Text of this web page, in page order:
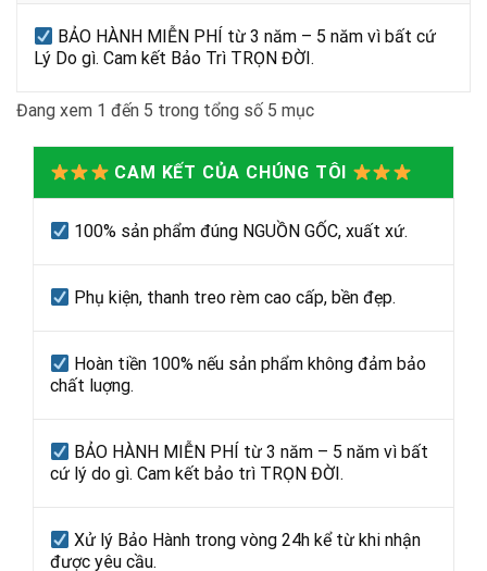
BẢO HÀNH MIỄN PHÍ từ 3 năm – 5 năm vì bất cứ
Lý Do gì. Cam kết Bảo Trì TRỌN ĐỜI.
Đang xem 1 đến 5 trong tổng số 5 mục
CAM KẾT CỦA CHÚNG TÔI
100% sản phẩm đúng NGUỒN GỐC, xuất xứ.
Phụ kiện, thanh treo rèm cao cấp, bền đẹp.
Hoàn tiền 100% nếu sản phẩm không đảm bảo
chất luợng.
BẢO HÀNH MIỄN PHÍ từ 3 năm – 5 năm vì bất
cứ lý do gì. Cam kết bảo trì TRỌN ĐỜI.
Xử lý Bảo Hành trong vòng 24h kể từ khi nhận
được yêu cầu.